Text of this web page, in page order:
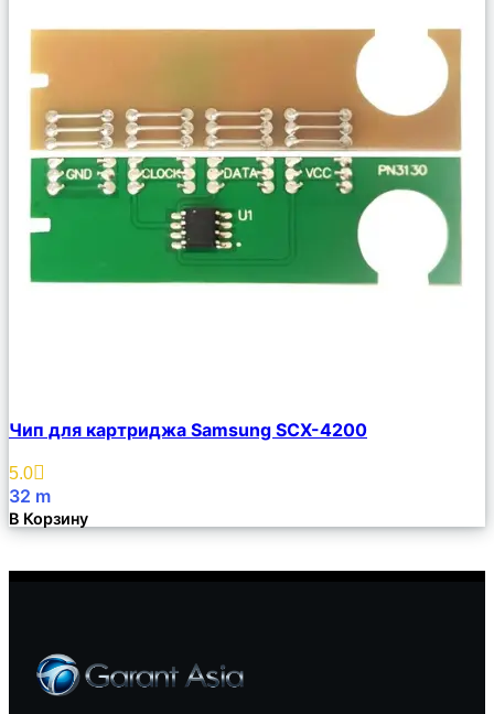
Описание
Избранное
Чип для картриджа Samsung SCX-4200
5.0
32 m
В Корзину